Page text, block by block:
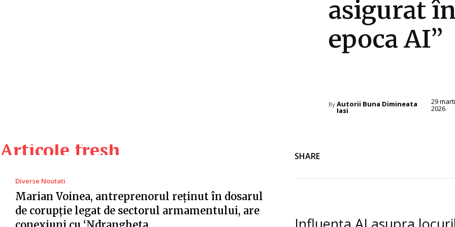
asigurat
epoca AI”
By Autorii Buna Dimineata
Iasi
29
2026
Articole fresh
Diverse Noutati
Marian Voinea, antreprenorul reținut în dosarul
de corupție legat de sectorul armamentului, are
SHARE